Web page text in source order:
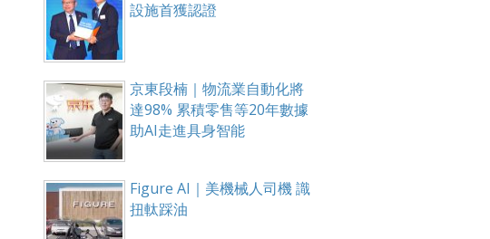
設施首獲認證
京東段楠｜物流業自動化將
達98% 累積零售等20年數據
助AI走進具身智能
Figure AI｜美機械人司機 識
扭軚踩油